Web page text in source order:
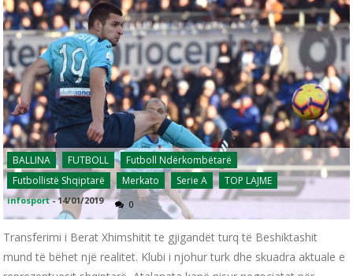
BALLINA FUTBOLL
Futboll Ndërkombëtarë
Futbollistë Shqiptarë
Merkato Serie A TOP LAJME
infosport -14/01/2019 0
Transferimi i Berat Xhimshitit te gjigandët turq të Beshiktashit
mund të bëhet një realitet. Klubi i njohur turk dhe skuadra aktuale e